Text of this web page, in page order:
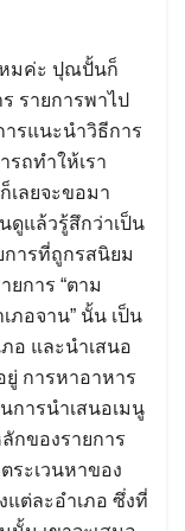
หมค่ะ ปุณปั้นก็
รายการพาไป
รแนะนำวิธีการ
รถทำให้เรา
เลยจะขอมา
ดูแล้วรู้สึกว่าเป็น
ารที่ถูกรสนิยม
ยการ “ตาม
ภอจาน” นั้น เป็น
อ และนำเสนอ
การหาอาหาร
การนำเสนอเมนู
กของรายการ
ระเวนหาของ
แต่ละอำเภอ ซึ่งที่